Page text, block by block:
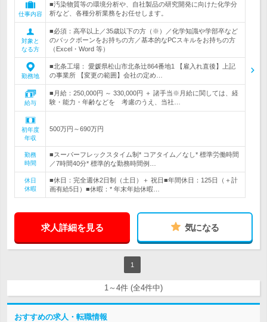
仕事内容
■汚染物質等の環境分析や、自社製品の研究開発に向けた化学分
析など、各種分析業務をお任せします。
対象と
なる方
■必須：高卒以上／35歳以下の方（※）／化学知識や学部卒など
のバックボーンをお持ちの方／基本的なPCスキルをお持ちの方
（Excel・Word 等）
勤務地
■北条工場： 愛媛県松山市北条辻864番地1 【雇入れ直後】上記
の事業所 【変更の範囲】会社の定め…
給与
■月給：250,000円 ～ 330,000円 ＋ 諸手当※月給に関しては、経
験・能力・年齢などを 考慮のうえ、当社…
初年度
年収
500万円～690万円
勤務
時間
■スーパーフレックスタイム制* コアタイム／なし* 標準労働時間
／7時間40分* 標準的な勤務時間例…
休日
休暇
■休日：完全週休2日制（土日）＋ 祝日■年間休日：125日（＋計
画有給5日）■休暇：* 年末年始休暇…
求人詳細を見る 気になる
1
1～4件 (全4件中)
おすすめの求人・転職情報